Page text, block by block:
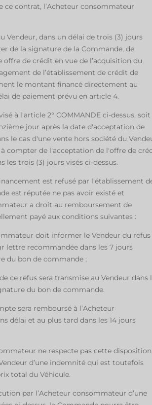
ce contrat, l’Acheteur consommateur
Vendeur, dans un délai de trois (3) jours
de la signature de la Commande, de
offre de crédit en vue de l’acquisition du
de l’établissement de crédit de
le montant financé directement au
de paiement prévu en article 4.
à l'article 2° COMMANDE ci-dessus, soit
jour après la date d'acceptation de
le cas d'une vente hors société du
compter de l'acceptation de l'offre de
les trois (3) jours visés ci-dessus.
est refusé par l’établissement
est réputée ne pas avoir existé et
a droit au remboursement de
payé aux conditions suivantes :
doit informer le Vendeur du refus
lettre recommandée dans les 7 jours
du bon de commande ;
ce refus sera transmise au Vendeur dans
du bon de commande.
sera remboursé à l’Acheteur
délai et au plus tard dans les 14 jours
ne respecte pas cette
d’une indemnité qui est toutefois
total du Véhicule.
par l’Acheteur consommateur d’une